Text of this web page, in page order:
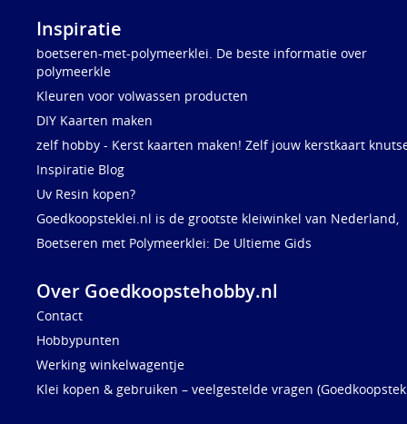
Inspiratie
boetseren-met-polymeerklei. De beste informatie over
polymeerkle
Kleuren voor volwassen producten
DIY Kaarten maken
zelf hobby - Kerst kaarten maken! Zelf jouw kerstkaart
Inspiratie Blog
Uv Resin kopen?
Goedkoopsteklei.nl is de grootste kleiwinkel van Nederland,
Boetseren met Polymeerklei: De Ultieme Gids
Over Goedkoopstehobby.nl
Contact
Hobbypunten
Werking winkelwagentje
Klei kopen & gebruiken – veelgestelde vragen